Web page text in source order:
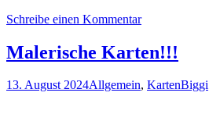
Schreibe einen Kommentar
Malerische Karten!!!
13. August 2024Allgemein, KartenBiggi